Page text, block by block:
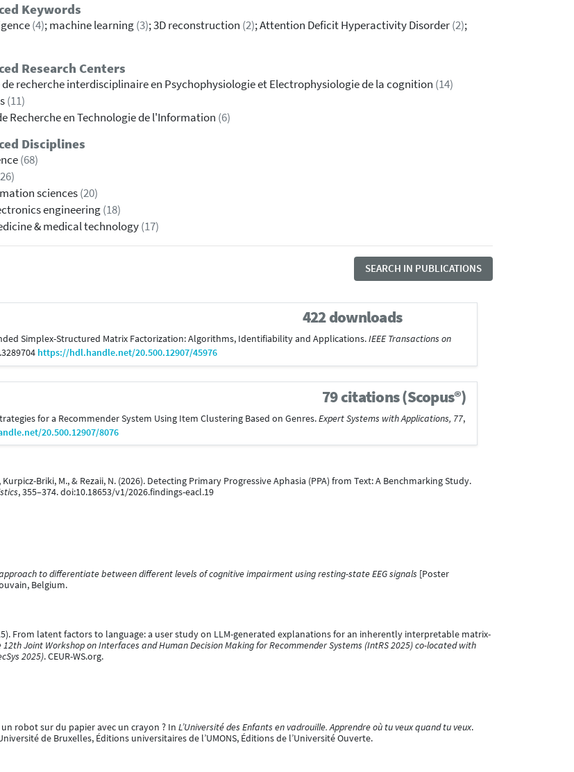
Keywords
(4); machine learning(3); 3D reconstruction (2); Attention Deficit Hyperactivity Disorder(2);
Research Centers
de recherche interdisciplinaire en Psychophysiologie et Electrophysiologie de la cognition (14)
(11)
Recherche en Technologie de l'Information (6)
Disciplines
(68)
sciences(20)
engineering(18)
& medical technology(17)
SEARCH IN PUBLICATIONS
422 downloads
Simplex-Structured Matrix Factorization: Algorithms, Identifiability and Applications.IEEE Transactions on
https://hdl.handle.net/20.500.12907/45976
79 citations (Scopus®)
for a Recommender System Using Item Clustering Based on Genres.Expert Systems with Applications, 77,
20.500.12907/8076
Kurpicz-Briki, M., & Rezaii, N. (2026). Detecting Primary Progressive Aphasia (PPA) from Text: A Benchmarking Study.
, 355–374. doi:10.18653/v1/2026.findings-eacl.19
to differentiate between different levels of cognitive impairment using resting-state EEG signals [Poster
Belgium.
From latent factors to language: a user study on LLM-generated explanations for an inherently interpretable matrix-
12th Joint Workshop on Interfaces and Human Decision Making for Recommender Systems (IntRS 2025) co-located with
2025). CEUR-WS.org.
robot sur du papier avec un crayon ? In L’Université des Enfants en vadrouille. Apprendre où tu veux quand tu veux.
de Bruxelles, Éditions universitaires de l’UMONS, Éditions de l’Université Ouverte.